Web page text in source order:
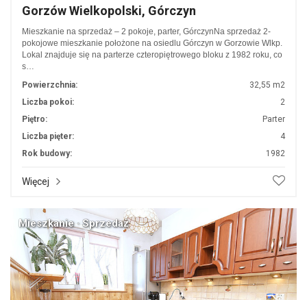
Gorzów Wielkopolski, Górczyn
Mieszkanie na sprzedaż – 2 pokoje, parter, GórczynNa sprzedaż 2-
pokojowe mieszkanie położone na osiedlu Górczyn w Gorzowie Wlkp.
Lokal znajduje się na parterze czteropiętrowego bloku z 1982 roku, co
s…
Powierzchnia:
32,55 m2
Liczba pokoi:
2
Piętro:
Parter
Liczba pięter:
4
Rok budowy:
1982
Więcej
Mieszkanie · Sprzedaż